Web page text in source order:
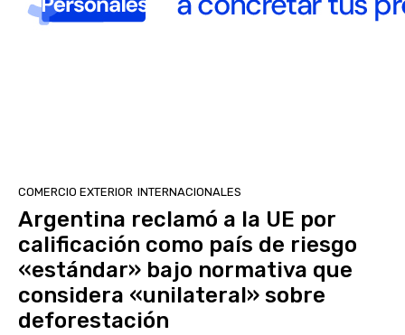
COMERCIO EXTERIOR INTERNACIONALES
Argentina reclamó a la UE por
calificación como país de riesgo
«estándar» bajo normativa que
considera «unilateral» sobre
deforestación